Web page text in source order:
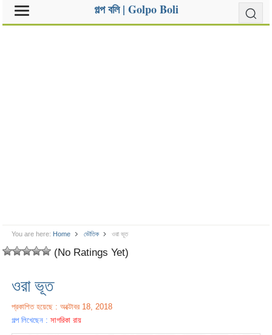
গল্প বলি | Golpo Boli
You are here: Home ভৌতিক ওরা ভূত
(No Ratings Yet)
ওরা ভূত
প্রকাশিত হয়েছে : অক্টোবর 18, 2018
গল্প লিখেছেন :সাগরিকা রায়